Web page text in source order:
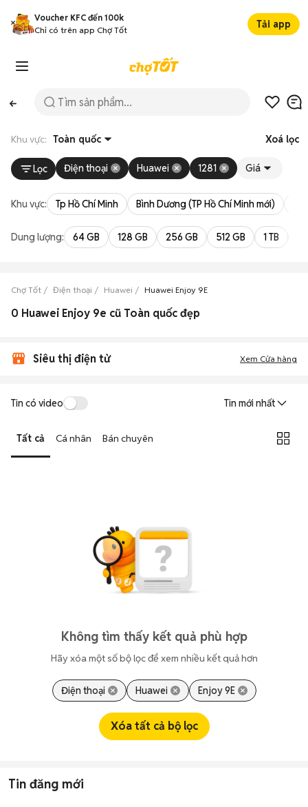
Voucher KFC đến 100k
Chỉ có trên app Chợ Tốt
Tải app
Khu vực: Toàn quốc Xoá lọc
Lọc Điện thoại Huawei 1281 Giá
Khu vực: Tp Hồ Chí Minh Bình Dương (TP Hồ Chí Minh mới)
Dung lượng: 64 GB 128 GB 256 GB 512 GB 1 TB
Chợ Tốt Điện thoại Huawei Huawei Enjoy 9E
0 Huawei Enjoy 9e cũ Toàn quốc đẹp
Siêu thị điện tử Xem Cửa hàng
Tin có video Tin mới nhất
Tất cả Cá nhân Bán chuyên
Không tìm thấy kết quả phù hợp
Hãy xóa một số bộ lọc để xem nhiều kết quả hơn
Điện thoại Huawei Enjoy 9E
Xóa tất cả bộ lọc
Tin đăng mới